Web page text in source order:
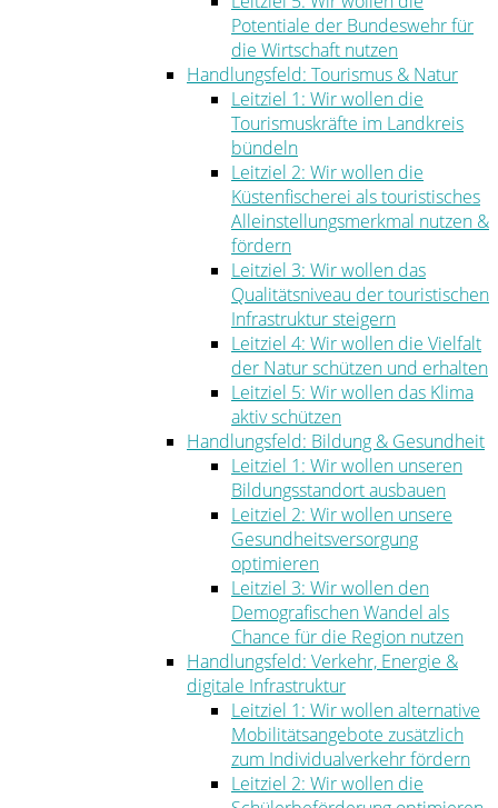
Potentiale der Bundeswehr für
die Wirtschaft nutzen
Handlungsfeld: Tourismus & Natur
Leitziel 1: Wir wollen die
Tourismuskräfte im Landkreis
bündeln
Leitziel 2: Wir wollen die
Küstenfischerei als touristisches
Alleinstellungsmerkmal nutzen &
fördern
Leitziel 3: Wir wollen das
Qualitätsniveau der touristischen
Infrastruktur steigern
Leitziel 4: Wir wollen die Vielfalt
der Natur schützen und erhalten
Leitziel 5: Wir wollen das Klima
aktiv schützen
Handlungsfeld: Bildung & Gesundheit
Leitziel 1: Wir wollen unseren
Bildungsstandort ausbauen
Leitziel 2: Wir wollen unsere
Gesundheitsversorgung
optimieren
Leitziel 3: Wir wollen den
Demografischen Wandel als
Chance für die Region nutzen
Handlungsfeld: Verkehr, Energie &
digitale Infrastruktur
Leitziel 1: Wir wollen alternative
Mobilitätsangebote zusätzlich
zum Individualverkehr fördern
Leitziel 2: Wir wollen die